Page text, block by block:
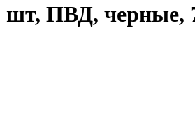
ПВД, черные,